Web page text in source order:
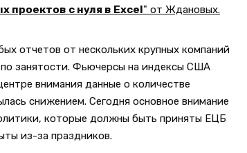
проектов с нуля в Excel " от Ждановых.
отчетов от нескольких крупных компаний
занятости. Фьючерсы на индексы США
внимания данные о количестве
снижением. Сегодня основное внимание
которые должны быть приняты ЕЦБ
из-за праздников.